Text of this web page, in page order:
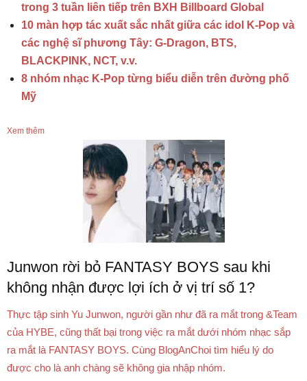
trong 3 tuần liên tiếp trên BXH Billboard Global
10 màn hợp tác xuất sắc nhất giữa các idol K-Pop và
các nghệ sĩ phương Tây: G-Dragon, BTS,
BLACKPINK, NCT, v.v.
8 nhóm nhạc K-Pop từng biểu diễn trên đường phố
Mỹ
Xem thêm
Junwon rời bỏ FANTASY BOYS sau khi
không nhận được lợi ích ở vị trí số 1?
Thực tập sinh Yu Junwon, người gần như đã ra mắt trong &Team
của HYBE, cũng thất bại trong việc ra mắt dưới nhóm nhạc sắp
ra mắt là FANTASY BOYS. Cùng BlogAnChoi tìm hiểu lý do
được cho là anh chàng sẽ không gia nhập nhóm.